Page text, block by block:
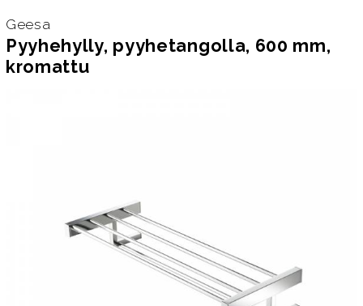
Geesa
Pyyhehylly, pyyhetangolla, 600 mm,
kromattu